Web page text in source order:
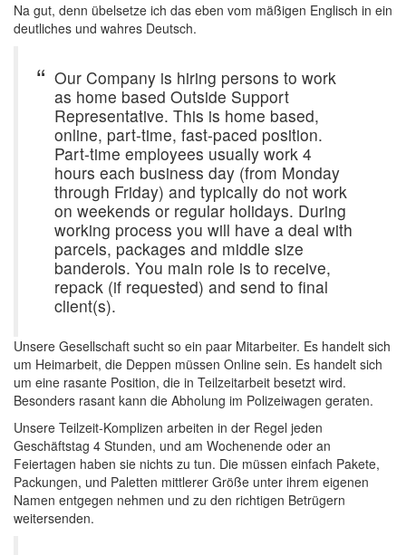
Na gut, denn übelsetze ich das eben vom mäßigen Englisch in ein
deutliches und wahres Deutsch.
Our Company is hiring persons to work
as home based Outside Support
Representative. This is home based,
online, part-time, fast-paced position.
Part-time employees usually work 4
hours each business day (from Monday
through Friday) and typically do not work
on weekends or regular holidays. During
working process you will have a deal with
parcels, packages and middle size
banderols. You main role is to receive,
repack (if requested) and send to final
client(s).
Unsere Gesellschaft sucht so ein paar Mitarbeiter. Es handelt sich
um Heimarbeit, die Deppen müssen Online sein. Es handelt sich
um eine rasante Position, die in Teilzeitarbeit besetzt wird.
Besonders rasant kann die Abholung im Polizeiwagen geraten.
Unsere Teilzeit-Komplizen arbeiten in der Regel jeden
Geschäftstag 4 Stunden, und am Wochenende oder an
Feiertagen haben sie nichts zu tun. Die müssen einfach Pakete,
Packungen, und Paletten mittlerer Größe unter ihrem eigenen
Namen entgegen nehmen und zu den richtigen Betrügern
weitersenden.